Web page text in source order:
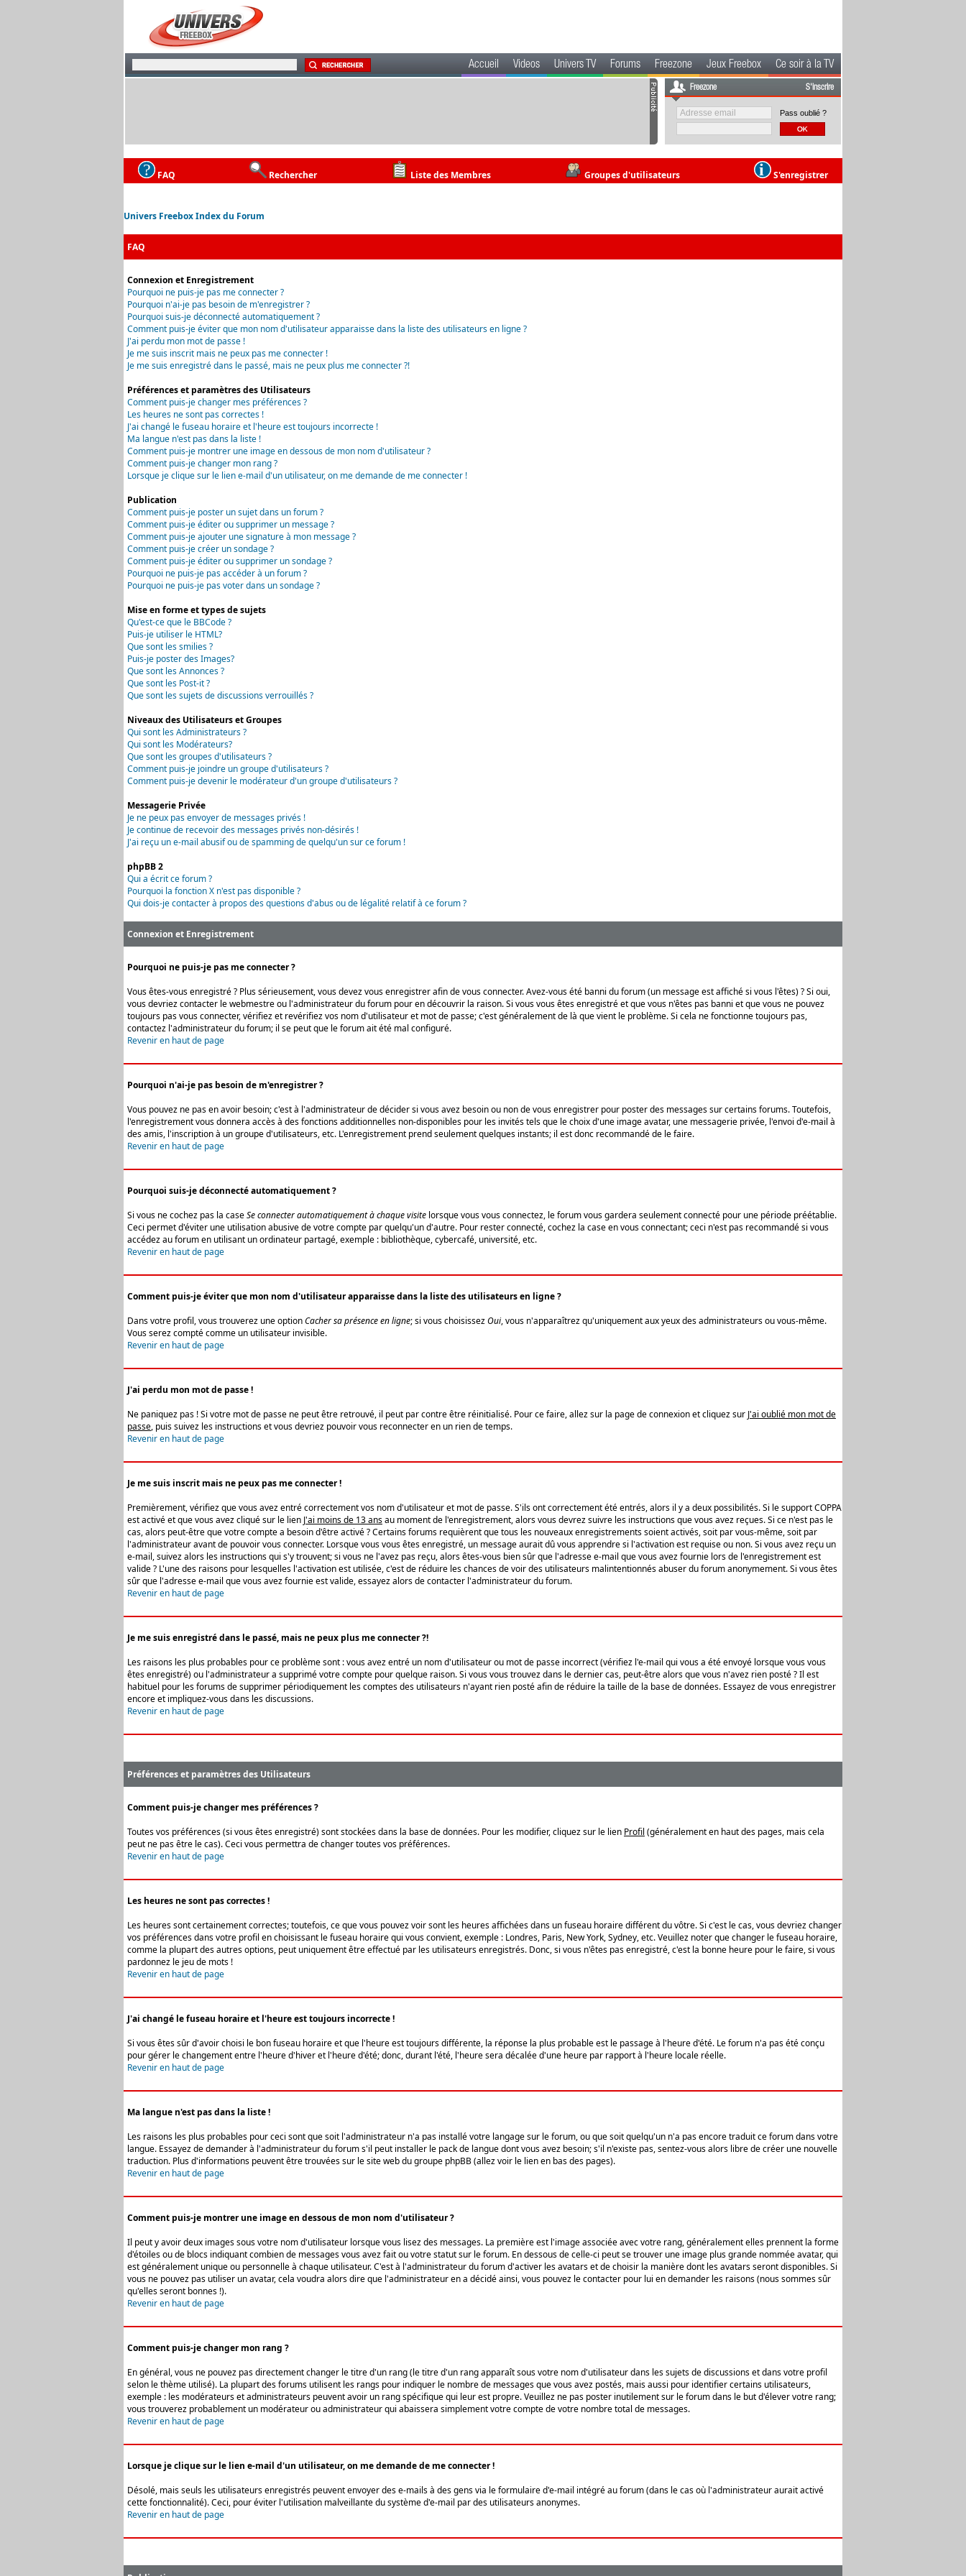
Accueil Videos Univers TV Forums Freezone Jeux Freebox Ce soir à la TV
Freezone S'inscrire
Pass oublié ?
FAQ Rechercher Liste des Membres Groupes d'utilisateurs S'enregistrer
Univers Freebox Index du Forum
FAQ
Connexion et Enregistrement
Pourquoi ne puis-je pas me connecter ?
Pourquoi n'ai-je pas besoin de m'enregistrer ?
Pourquoi suis-je déconnecté automatiquement ?
Comment puis-je éviter que mon nom d'utilisateur apparaisse dans la liste des utilisateurs en ligne ?
J'ai perdu mon mot de passe !
Je me suis inscrit mais ne peux pas me connecter !
Je me suis enregistré dans le passé, mais ne peux plus me connecter ?!
Préférences et paramètres des Utilisateurs
Comment puis-je changer mes préférences ?
Les heures ne sont pas correctes !
J'ai changé le fuseau horaire et l'heure est toujours incorrecte !
Ma langue n'est pas dans la liste !
Comment puis-je montrer une image en dessous de mon nom d'utilisateur ?
Comment puis-je changer mon rang ?
Lorsque je clique sur le lien e-mail d'un utilisateur, on me demande de me connecter !
Publication
Comment puis-je poster un sujet dans un forum ?
Comment puis-je éditer ou supprimer un message ?
Comment puis-je ajouter une signature à mon message ?
Comment puis-je créer un sondage ?
Comment puis-je éditer ou supprimer un sondage ?
Pourquoi ne puis-je pas accéder à un forum ?
Pourquoi ne puis-je pas voter dans un sondage ?
Mise en forme et types de sujets
Qu'est-ce que le BBCode ?
Puis-je utiliser le HTML?
Que sont les smilies ?
Puis-je poster des Images?
Que sont les Annonces ?
Que sont les Post-it ?
Que sont les sujets de discussions verrouillés ?
Niveaux des Utilisateurs et Groupes
Qui sont les Administrateurs ?
Qui sont les Modérateurs?
Que sont les groupes d'utilisateurs ?
Comment puis-je joindre un groupe d'utilisateurs ?
Comment puis-je devenir le modérateur d'un groupe d'utilisateurs ?
Messagerie Privée
Je ne peux pas envoyer de messages privés !
Je continue de recevoir des messages privés non-désirés !
J'ai reçu un e-mail abusif ou de spamming de quelqu'un sur ce forum !
phpBB 2
Qui a écrit ce forum ?
Pourquoi la fonction X n'est pas disponible ?
Qui dois-je contacter à propos des questions d'abus ou de légalité relatif à ce forum ?
Connexion et Enregistrement
Pourquoi ne puis-je pas me connecter ?
Vous êtes-vous enregistré ? Plus sérieusement, vous devez vous enregistrer afin de vous connecter. Avez-vous été banni du forum (un message est affiché si vous l'êtes) ? Si oui,
vous devriez contacter le webmestre ou l'administrateur du forum pour en découvrir la raison. Si vous vous êtes enregistré et que vous n'êtes pas banni et que vous ne pouvez
toujours pas vous connecter, vérifiez et revérifiez vos nom d'utilisateur et mot de passe; c'est généralement de là que vient le problème. Si cela ne fonctionne toujours pas,
contactez l'administrateur du forum; il se peut que le forum ait été mal configuré.
Revenir en haut de page
Pourquoi n'ai-je pas besoin de m'enregistrer ?
Vous pouvez ne pas en avoir besoin; c'est à l'administrateur de décider si vous avez besoin ou non de vous enregistrer pour poster des messages sur certains forums. Toutefois,
l'enregistrement vous donnera accès à des fonctions additionnelles non-disponibles pour les invités tels que le choix d'une image avatar, une messagerie privée, l'envoi d'e-mail à
des amis, l'inscription à un groupe d'utilisateurs, etc. L'enregistrement prend seulement quelques instants; il est donc recommandé de le faire.
Revenir en haut de page
Pourquoi suis-je déconnecté automatiquement ?
Si vous ne cochez pas la caseSe connecter automatiquement à chaque visite lorsque vous vous connectez, le forum vous gardera seulement connecté pour une période préétablie.
Ceci permet d'éviter une utilisation abusive de votre compte par quelqu'un d'autre. Pour rester connecté, cochez la case en vous connectant; ceci n'est pas recommandé si vous
accédez au forum en utilisant un ordinateur partagé, exemple : bibliothèque, cybercafé, université, etc.
Revenir en haut de page
Comment puis-je éviter que mon nom d'utilisateur apparaisse dans la liste des utilisateurs en ligne ?
Dans votre profil, vous trouverez une optionCacher sa présence en ligne; si vous choisissezOui, vous n'apparaîtrez qu'uniquement aux yeux des administrateurs ou vous-même.
Vous serez compté comme un utilisateur invisible.
Revenir en haut de page
J'ai perdu mon mot de passe !
Ne paniquez pas ! Si votre mot de passe ne peut être retrouvé, il peut par contre être réinitialisé. Pour ce faire, allez sur la page de connexion et cliquez sur J'ai oublié mon mot de
passe, puis suivez les instructions et vous devriez pouvoir vous reconnecter en un rien de temps.
Revenir en haut de page
Je me suis inscrit mais ne peux pas me connecter !
Premièrement, vérifiez que vous avez entré correctement vos nom d'utilisateur et mot de passe. S'ils ont correctement été entrés, alors il y a deux possibilités. Si le support COPPA
est activé et que vous avez cliqué sur le lien J'ai moins de 13 ansau moment de l'enregistrement, alors vous devrez suivre les instructions que vous avez reçues. Si ce n'est pas le
cas, alors peut-être que votre compte a besoin d'être activé ? Certains forums requièrent que tous les nouveaux enregistrements soient activés, soit par vous-même, soit par
l'administrateur avant de pouvoir vous connecter. Lorsque vous vous êtes enregistré, un message aurait dû vous apprendre si l'activation est requise ou non. Si vous avez reçu un
e-mail, suivez alors les instructions qui s'y trouvent; si vous ne l'avez pas reçu, alors êtes-vous bien sûr que l'adresse e-mail que vous avez fournie lors de l'enregistrement est
valide ? L'une des raisons pour lesquelles l'activation est utilisée, c'est de réduire les chances de voir des utilisateurs malintentionnés abuser du forum anonymement. Si vous êtes
sûr que l'adresse e-mail que vous avez fournie est valide, essayez alors de contacter l'administrateur du forum.
Revenir en haut de page
Je me suis enregistré dans le passé, mais ne peux plus me connecter ?!
Les raisons les plus probables pour ce problème sont : vous avez entré un nom d'utilisateur ou mot de passe incorrect (vérifiez l'e-mail qui vous a été envoyé lorsque vous vous
êtes enregistré) ou l'administrateur a supprimé votre compte pour quelque raison. Si vous vous trouvez dans le dernier cas, peut-être alors que vous n'avez rien posté ? Il est
habituel pour les forums de supprimer périodiquement les comptes des utilisateurs n'ayant rien posté afin de réduire la taille de la base de données. Essayez de vous enregistrer
encore et impliquez-vous dans les discussions.
Revenir en haut de page
Préférences et paramètres des Utilisateurs
Comment puis-je changer mes préférences ?
Toutes vos préférences (si vous êtes enregistré) sont stockées dans la base de données. Pour les modifier, cliquez sur le lien Profil (généralement en haut des pages, mais cela
peut ne pas être le cas). Ceci vous permettra de changer toutes vos préférences.
Revenir en haut de page
Les heures ne sont pas correctes !
Les heures sont certainement correctes; toutefois, ce que vous pouvez voir sont les heures affichées dans un fuseau horaire différent du vôtre. Si c'est le cas, vous devriez changer
vos préférences dans votre profil en choisissant le fuseau horaire qui vous convient, exemple : Londres, Paris, New York, Sydney, etc. Veuillez noter que changer le fuseau horaire,
comme la plupart des autres options, peut uniquement être effectué par les utilisateurs enregistrés. Donc, si vous n'êtes pas enregistré, c'est la bonne heure pour le faire, si vous
pardonnez le jeu de mots !
Revenir en haut de page
J'ai changé le fuseau horaire et l'heure est toujours incorrecte !
Si vous êtes sûr d'avoir choisi le bon fuseau horaire et que l'heure est toujours différente, la réponse la plus probable est le passage à l'heure d'été. Le forum n'a pas été conçu
pour gérer le changement entre l'heure d'hiver et l'heure d'été; donc, durant l'été, l'heure sera décalée d'une heure par rapport à l'heure locale réelle.
Revenir en haut de page
Ma langue n'est pas dans la liste !
Les raisons les plus probables pour ceci sont que soit l'administrateur n'a pas installé votre langage sur le forum, ou que soit quelqu'un n'a pas encore traduit ce forum dans votre
langue. Essayez de demander à l'administrateur du forum s'il peut installer le pack de langue dont vous avez besoin; s'il n'existe pas, sentez-vous alors libre de créer une nouvelle
traduction. Plus d'informations peuvent être trouvées sur le site web du groupe phpBB (allez voir le lien en bas des pages).
Revenir en haut de page
Comment puis-je montrer une image en dessous de mon nom d'utilisateur ?
Il peut y avoir deux images sous votre nom d'utilisateur lorsque vous lisez des messages. La première est l'image associée avec votre rang, généralement elles prennent la forme
d'étoiles ou de blocs indiquant combien de messages vous avez fait ou votre statut sur le forum. En dessous de celle-ci peut se trouver une image plus grande nommée avatar, qui
est généralement unique ou personnelle à chaque utilisateur. C'est à l'administrateur du forum d'activer les avatars et de choisir la manière dont les avatars seront disponibles. Si
vous ne pouvez pas utiliser un avatar, cela voudra alors dire que l'administrateur en a décidé ainsi, vous pouvez le contacter pour lui en demander les raisons (nous sommes sûr
qu'elles seront bonnes !).
Revenir en haut de page
Comment puis-je changer mon rang ?
En général, vous ne pouvez pas directement changer le titre d'un rang (le titre d'un rang apparaît sous votre nom d'utilisateur dans les sujets de discussions et dans votre profil
selon le thème utilisé). La plupart des forums utilisent les rangs pour indiquer le nombre de messages que vous avez postés, mais aussi pour identifier certains utilisateurs,
exemple : les modérateurs et administrateurs peuvent avoir un rang spécifique qui leur est propre. Veuillez ne pas poster inutilement sur le forum dans le but d'élever votre rang;
vous trouverez probablement un modérateur ou administrateur qui abaissera simplement votre compte de votre nombre total de messages.
Revenir en haut de page
Lorsque je clique sur le lien e-mail d'un utilisateur, on me demande de me connecter !
Désolé, mais seuls les utilisateurs enregistrés peuvent envoyer des e-mails à des gens via le formulaire d'e-mail intégré au forum (dans le cas où l'administrateur aurait activé
cette fonctionnalité). Ceci, pour éviter l'utilisation malveillante du système d'e-mail par des utilisateurs anonymes.
Revenir en haut de page